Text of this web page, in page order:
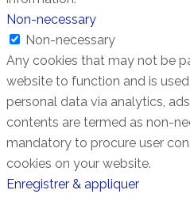
Non-necessary
Non-necessary
Any cookies that may not be
website to function and is
personal data via analytics,
contents are termed as non-
mandatory to procure user
cookies on your website.
Enregistrer & appliquer